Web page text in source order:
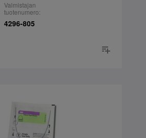
Valmistajan
tuotenumero:
4296-805